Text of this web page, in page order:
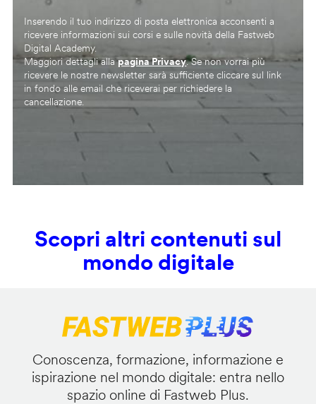
Inserendo il tuo indirizzo di posta elettronica acconsenti a
ricevere informazioni sui corsi e sulle novità della Fastweb
Digital Academy.
Maggiori dettagli allapagina Privacy. Se non vorrai più
ricevere le nostre newsletter sarà sufficiente cliccare sul link
in fondo alle email che riceverai per richiedere la
cancellazione.
Scopri altri contenuti sul
mondo digitale
Conoscenza, formazione, informazione e
ispirazione nel mondo digitale: entra nello
spazio online di Fastweb Plus.